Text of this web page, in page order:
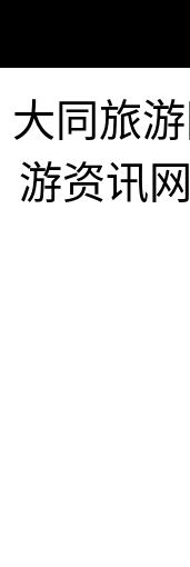
大同旅
游资讯